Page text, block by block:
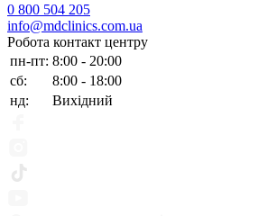
0 800 504 205
info@mdclinics.com.ua
Робота контакт центру
пн-пт: 8:00 - 20:00
сб:
8:00 - 18:00
нд:
Вихідний